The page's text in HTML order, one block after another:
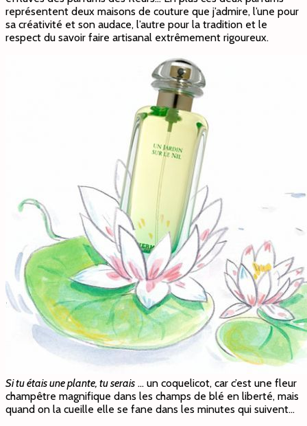
représentent deux maisons de couture que j’admire, l’une pour
sa créativité et son audace, l’autre pour la tradition et le
respect du savoir faire artisanal extrêmement rigoureux.
Si tu étais une plante, tu serais … un coquelicot, car c’est une fleur
champêtre magnifique dans les champs de blé en liberté, mais
quand on la cueille elle se fane dans les minutes qui suivent…